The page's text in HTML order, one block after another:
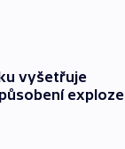
vyšetřuje
exploze